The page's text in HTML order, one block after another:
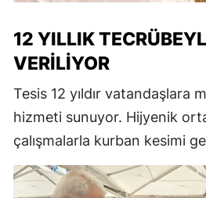
12 YILLIK
VERILIYOR
Tesis 12 yıldır vatandaşlara
hizmeti sunuyor. Hijyenik
çalışmalarla kurban kesimi